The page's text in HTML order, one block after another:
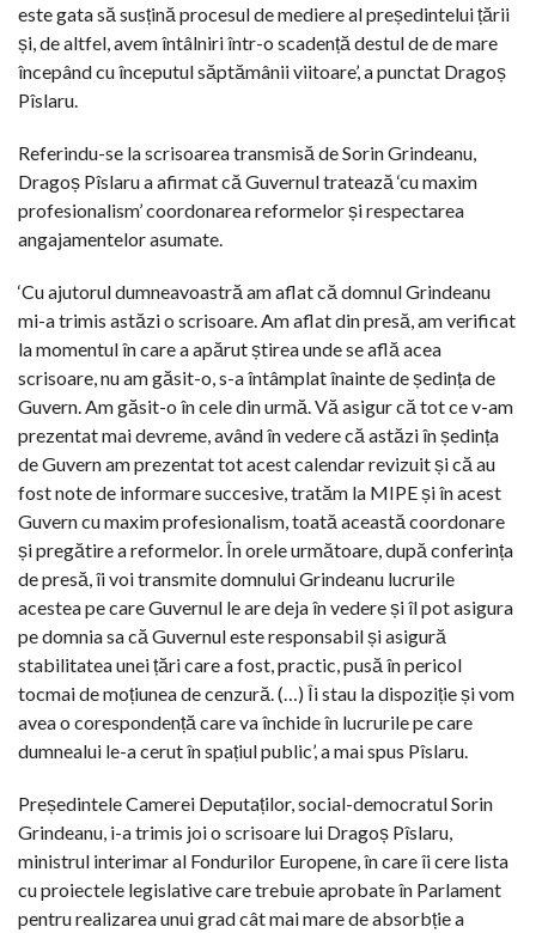
este gata să susțină procesul de mediere al președintelui țării
și, de altfel, avem întâlniri într-o scadență destul de de mare
începând cu începutul săptămânii viitoare’, a punctat Dragoș
Pîslaru.
Referindu-se la scrisoarea transmisă de Sorin Grindeanu,
Dragoș Pîslaru a afirmat că Guvernul tratează ‘cu maxim
profesionalism’ coordonarea reformelor și respectarea
angajamentelor asumate.
‘Cu ajutorul dumneavoastră am aflat că domnul Grindeanu
mi-a trimis astăzi o scrisoare. Am aflat din presă, am verificat
la momentul în care a apărut știrea unde se află acea
scrisoare, nu am găsit-o, s-a întâmplat înainte de ședința de
Guvern. Am găsit-o în cele din urmă. Vă asigur că tot ce v-am
prezentat mai devreme, având în vedere că astăzi în ședința
de Guvern am prezentat tot acest calendar revizuit și că au
fost note de informare succesive, tratăm la MIPE și în acest
Guvern cu maxim profesionalism, toată această coordonare
și pregătire a reformelor. În orele următoare, după conferința
de presă, îi voi transmite domnului Grindeanu lucrurile
acestea pe care Guvernul le are deja în vedere și îl pot asigura
pe domnia sa că Guvernul este responsabil și asigură
stabilitatea unei țări care a fost, practic, pusă în pericol
tocmai de moțiunea de cenzură. (…) Îi stau la dispoziție și vom
avea o corespondență care va închide în lucrurile pe care
dumnealui le-a cerut în spațiul public’, a mai spus Pîslaru.
Președintele Camerei Deputaților, social-democratul Sorin
Grindeanu, i-a trimis joi o scrisoare lui Dragoș Pîslaru,
ministrul interimar al Fondurilor Europene, în care îi cere lista
cu proiectele legislative care trebuie aprobate în Parlament
pentru realizarea unui grad cât mai mare de absorbție a